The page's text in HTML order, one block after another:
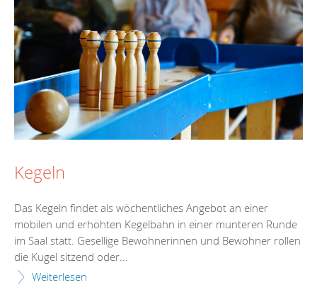
Kegeln
Das Kegeln findet als wöchentliches Angebot an einer
mobilen und erhöhten Kegelbahn in einer munteren Runde
im Saal statt. Gesellige Bewohnerinnen und Bewohner rollen
die Kugel sitzend oder...
Weiterlesen